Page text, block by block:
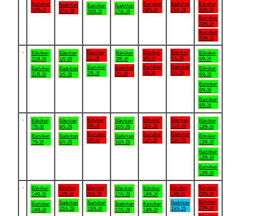
Badviken
24/8-26
Badviken
25/8-26
Badviken
26/8-26
Badviken
27/8-26
Badviken
28/8-26
Badviken
29/8-26
Båtviken
30/8-26
Badviken
30/8-26
Badviken
30/8-26
Båtviken
31/8-26
Badviken
31/8-26
Båtviken
1/9-26
Badviken
1/9-26
Båtviken
2/9-26
Badviken
2/9-26
Båtviken
3/9-26
Badviken
3/9-26
Båtviken
4/9-26
Badviken
4/9-26
Båtviken
5/9-26
Badviken
5/9-26
Båtviken
6/9-26
Båtviken
6/9-26
Badviken
6/9-26
Badviken
6/9-26
Båtviken
7/9-26
Badviken
7/9-26
Båtviken
8/9-26
Badviken
8/9-26
Båtviken
9/9-26
Badviken
9/9-26
Båtviken
10/9-26
Badviken
10/9-26
Båtviken
11/9-26
Badviken
11/9-26
Båtviken
12/9-26
Badviken
12/9-26
Båtviken
13/9-26
Båtviken
13/9-26
Badviken
13/9-26
Badviken
13/9-26
Båtviken
14/9-26
Badviken
14/9-26
Båtviken
15/9-26
Badviken
15/9-26
Båtviken
16/9-26
Badviken
16/9-26
Båtviken
17/9-26
Badviken
17/9-26
Båtviken
18/9-26
Badviken
18/9-26
Båtviken
19/9-26
Badviken
19/9-26
Båtviken
20/9-26
Båtviken
20/9-26